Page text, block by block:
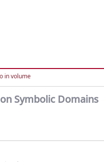
in volume
Symbolic Domains